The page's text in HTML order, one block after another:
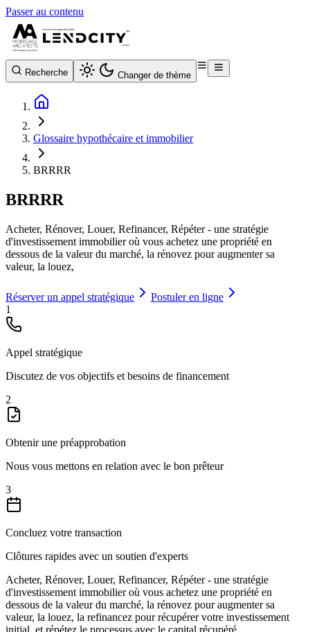
Passer au contenu
Recherche Changer de thème
Glossaire hypothécaire et immobilier
BRRRR
BRRRR
Acheter, Rénover, Louer, Refinancer, Répéter - une stratégie
d'investissement immobilier où vous achetez une propriété en
dessous de la valeur du marché, la rénovez pour augmenter sa
valeur, la louez,
Réserver un appel stratégique
Postuler en ligne
1
Appel stratégique
Discutez de vos objectifs et besoins de financement
2
Obtenir une préapprobation
Nous vous mettons en relation avec le bon prêteur
3
Concluez votre transaction
Clôtures rapides avec un soutien d'experts
Acheter, Rénover, Louer, Refinancer, Répéter - une stratégie
d'investissement immobilier où vous achetez une propriété en
dessous de la valeur du marché, la rénovez pour augmenter sa
valeur, la louez, la refinancez pour récupérer votre investissement
initial, et répétez le processus avec le capital récupéré.